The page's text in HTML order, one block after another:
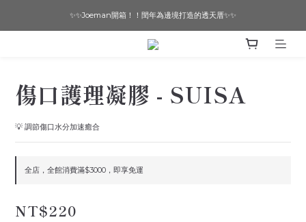
想要一個寵物友善的美宅嗎？ 🔶 即刻諮詢 🔶
✨✨Joeman開箱！！閏年為邊境打造的透天厝✨✨
想要一個寵物友善的美宅嗎？ 🔶 即刻諮詢 🔶
傷口護理凝膠 - SUISA
💡 調節傷口水分加速癒合
全店，全館消費滿$3000，即享免運
NT$220